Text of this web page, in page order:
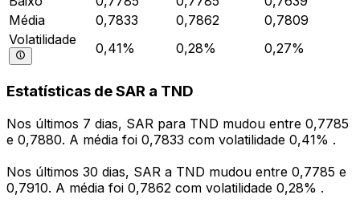
Média
0,7833 0,7862
0,7809
Volatilidade
0,41% 0,28% 0,27%
Estatísticas de SAR a TND
Nos últimos 7 dias, SAR para TND mudou entre 0,7785
e 0,7880. A média foi 0,7833 com volatilidade 0,41% .
Nos últimos 30 dias, SAR a TND mudou entre 0,7785 e
0,7910. A média foi 0,7862 com volatilidade 0,28% .